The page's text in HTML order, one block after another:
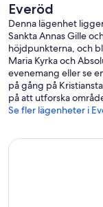
Everöd
Denna lägenhet
Sankta Annas Gille
höjdpunkterna, och
Maria Kyrka och
evenemang eller se
på gång på
på att utforska
Se fler lägenheter i